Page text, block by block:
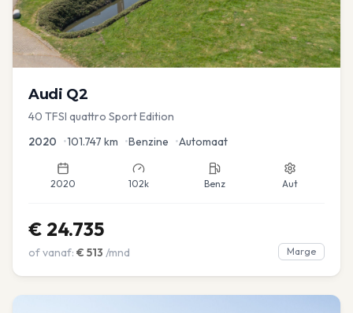
Audi Q2
40 TFSI quattro Sport Edition
2020 •101.747 km •Benzine •Automaat
2020 102k Benz Aut
€ 24.735
of vanaf: € 513 /mnd Marge